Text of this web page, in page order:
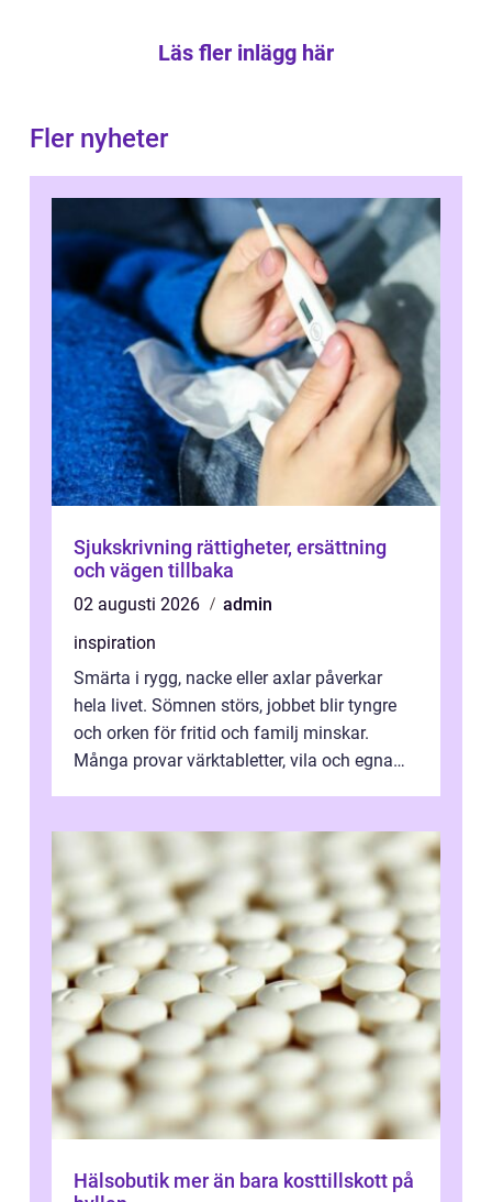
Läs fler inlägg här
Fler nyheter
Sjukskrivning rättigheter, ersättning
och vägen tillbaka
02 augusti 2026
admin
inspiration
Smärta i rygg, nacke eller axlar påverkar
hela livet. Sömnen störs, jobbet blir tyngre
och orken för fritid och familj minskar.
Många provar värktabletter, vila och egna
Hälsobutik mer än bara kosttillskott på